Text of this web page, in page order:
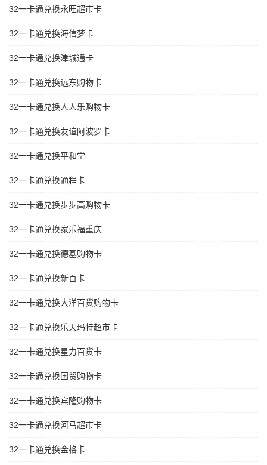
32一卡通兑换永旺超市卡
32一卡通兑换海信梦卡
32一卡通兑换津城通卡
32一卡通兑换远东购物卡
32一卡通兑换人人乐购物卡
32一卡通兑换友谊阿波罗卡
32一卡通兑换平和堂
32一卡通兑换通程卡
32一卡通兑换步步高购物卡
32一卡通兑换家乐福重庆
32一卡通兑换德基购物卡
32一卡通兑换新百卡
32一卡通兑换大洋百货购物卡
32一卡通兑换乐天玛特超市卡
32一卡通兑换星力百货卡
32一卡通兑换国贸购物卡
32一卡通兑换宾隆购物卡
32一卡通兑换河马超市卡
32一卡通兑换金格卡